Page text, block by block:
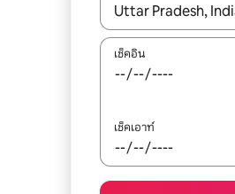
ใช้ลูกศรขึ้นลง หรือใช้
เช็คอิน
เช็คเอาท์